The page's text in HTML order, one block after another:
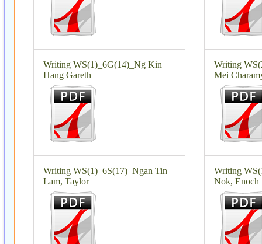
Writing WS(1)_6G(14)_Ng Kin
Hang Gareth
Writing
Mei
Writing WS(1)_6S(17)_Ngan Tin
Lam, Taylor
Writing
Nok, Enoch